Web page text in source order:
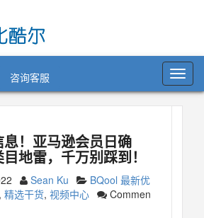
咨询客服
！亚马逊会员日确
地雷，千万别踩到！
Sean Ku
BQool 最新优
, 精选干货, 视频中心
Commen